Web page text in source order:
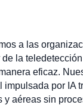
a las
la
eficaz.
por IA
y aéreas sin